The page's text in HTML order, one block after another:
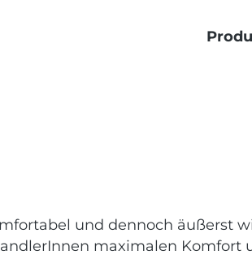
und dennoch äußerst
maximalen Komfort